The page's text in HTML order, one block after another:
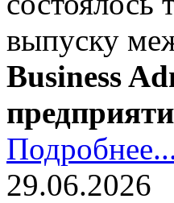
выпуску
Business
29.06.2026